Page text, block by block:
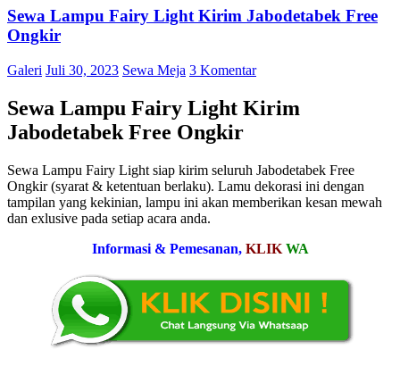
Sewa Lampu Fairy Light Kirim Jabodetabek Free
Ongkir
Galeri Juli 30, 2023 Sewa Meja 3 Komentar
Sewa Lampu Fairy Light Kirim
Jabodetabek Free Ongkir
Sewa Lampu Fairy Light siap kirim seluruh Jabodetabek Free
Ongkir (syarat & ketentuan berlaku). Lamu dekorasi ini dengan
tampilan yang kekinian, lampu ini akan memberikan kesan mewah
dan exlusive pada setiap acara anda.
Informasi & Pemesanan, KLIK WA